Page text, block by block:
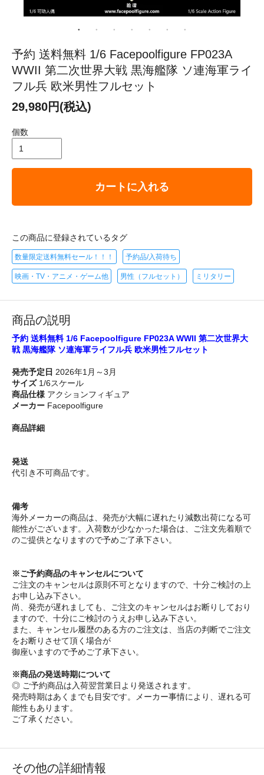
予約 送料無料 1/6 Facepoolfigure FP023A
WWII 第二次世界大戦 黒海艦隊 ソ連海軍ライ
フル兵 欧米男性フルセット
29,980円(税込)
個数
カートに入れる
この商品に登録されているタグ
数量限定送料無料セール！！！ 予約品/入荷待ち
映画・TV・アニメ・ゲーム他 男性（フルセット） ミリタリー
商品の説明
予約 送料無料 1/6 Facepoolfigure FP023A WWII 第二次世界大
戦 黒海艦隊 ソ連海軍ライフル兵 欧米男性フルセット
発売予定日 2026年1月～3月
サイズ1/6スケール
商品仕様 アクションフィギュア
メーカー Facepoolfigure
商品詳細
発送
代引き不可商品です。
備考
海外メーカーの商品は、発売が大幅に遅れたり減数出荷になる可
能性がございます。入荷数が少なかった場合は、ご注文先着順で
のご提供となりますので予めご了承下さい。
※ご予約商品のキャンセルについて
ご注文のキャンセルは原則不可となりますので、十分ご検討の上
お申し込み下さい。
尚、発売が遅れましても、ご注文のキャンセルはお断りしており
ますので、十分にご検討のうえお申し込み下さい。
また、キャンセル履歴のある方のご注文は、当店の判断でご注文
をお断りさせて頂く場合が
御座いますので予めご了承下さい。
※商品の発送時期について
◎ ご予約商品は入荷翌営業日より発送されます。
発売時期はあくまでも目安です。メーカー事情により、遅れる可
能性もあります。
ご了承ください。
その他の詳細情報